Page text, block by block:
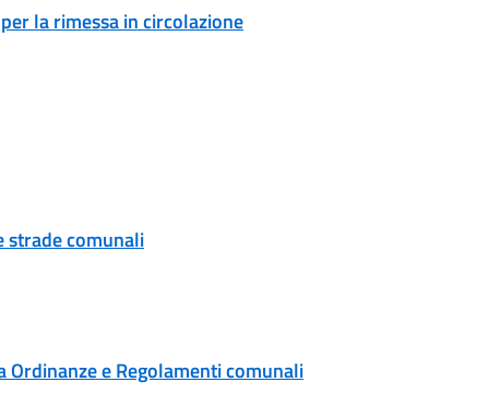
la rimessa in circolazione
strade comunali
Ordinanze e Regolamenti comunali